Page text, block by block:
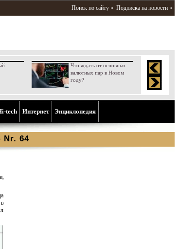
Поиск по сайту » Подписка на новости »
Что ждать от основных
валютных пар в Новом
году?
tech Интернет Энциклопедия
Nr. 64